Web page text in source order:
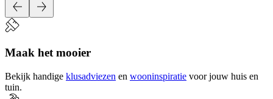
Maak het mooier
Bekijk handige klusadviezen en wooninspiratie voor jouw huis en
tuin.